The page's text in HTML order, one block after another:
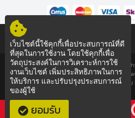
© 2012 TTSPEED.COM All
มอเตอร์ไซค์| มอเตอร์ไซค์มือสอง| Honda
About Us|Privacy Policy|โอนเงิน
เว็บไซต์นี้ใช้คุกกี้เพื่อประสบการณ์ที่ดี
ที่สุดในการใช้งาน โดยใช้คุกกี้เพื่อ
วัตถุประสงค์ในการวิเคราะห์การใช้
งานเว็บไซต์ เพิ่มประสิทธิภาพในการ
ให้บริการ และปรับปรุงประสบการณ์
ของผู้ใช้
ยอมรับ